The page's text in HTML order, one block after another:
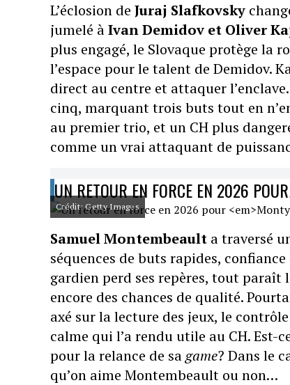
L’éclosion de Juraj Slafkovsky
jumelé àIvan Demidov et Oliver
plus engagé, le Slovaque protège la
l’espace pour le talent de Demidov.
direct au centre et attaquer
cinq, marquant trois buts tout en
au premier trio, et un CH plus
comme un vrai attaquant de
UN RETOUR EN FORCE EN 2026 POUR
Crédit: Getty Images
Samuel Montembeault a traversé
séquences de buts rapides,
gardien perd ses repères, tout
encore des chances de qualité.
axé sur la lecture des jeux, le
calme qui l’a rendu utile au CH. Est-
pour la relance de sagame? Dans le
qu’on aime Montembeault ou non…